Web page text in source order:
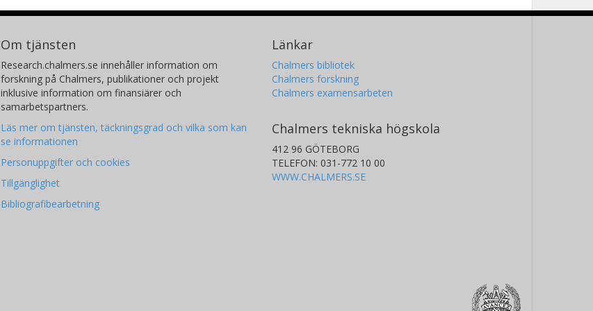
Om tjänsten
Research.chalmers.se innehåller information om
forskning på Chalmers, publikationer och projekt
inklusive information om finansiärer och
samarbetspartners.
Läs mer om tjänsten, täckningsgrad och vilka som kan
se informationen
Personuppgifter och cookies
Tillgänglighet
Bibliografibearbetning
Länkar
Chalmers bibliotek
Chalmers forskning
Chalmers examensarbeten
Chalmers tekniska högskola
412 96 GÖTEBORG
TELEFON: 031-772 10 00
WWW.CHALMERS.SE